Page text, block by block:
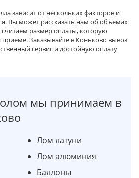
зависит от нескольких факторов и
Вы может рассказать нам об объёмах
размер оплаты, которую
Заказывайте в Коньково вывоз
сервис и достойную оплату
мы принимаем в
Лом латуни
Лом алюминия
Баллоны